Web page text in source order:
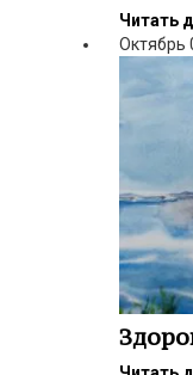
Читать
Октябрь